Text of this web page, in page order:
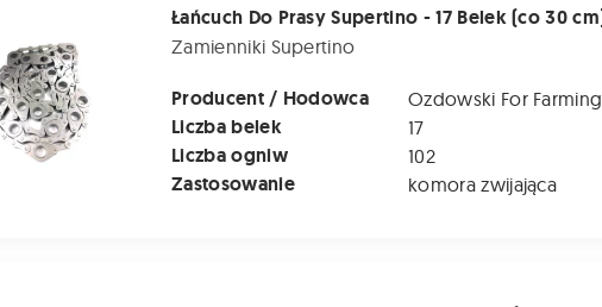
Zamienniki Supertino
Producent / Hodowca Ozdowski For Farming
Liczba belek 17
Liczba ogniw 102
Zastosowanie komora zwijająca